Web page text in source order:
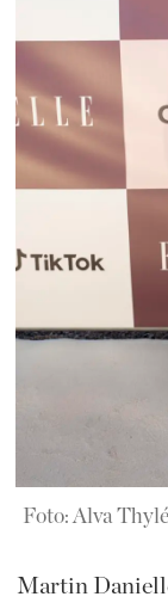
Foto: Alva
Martin